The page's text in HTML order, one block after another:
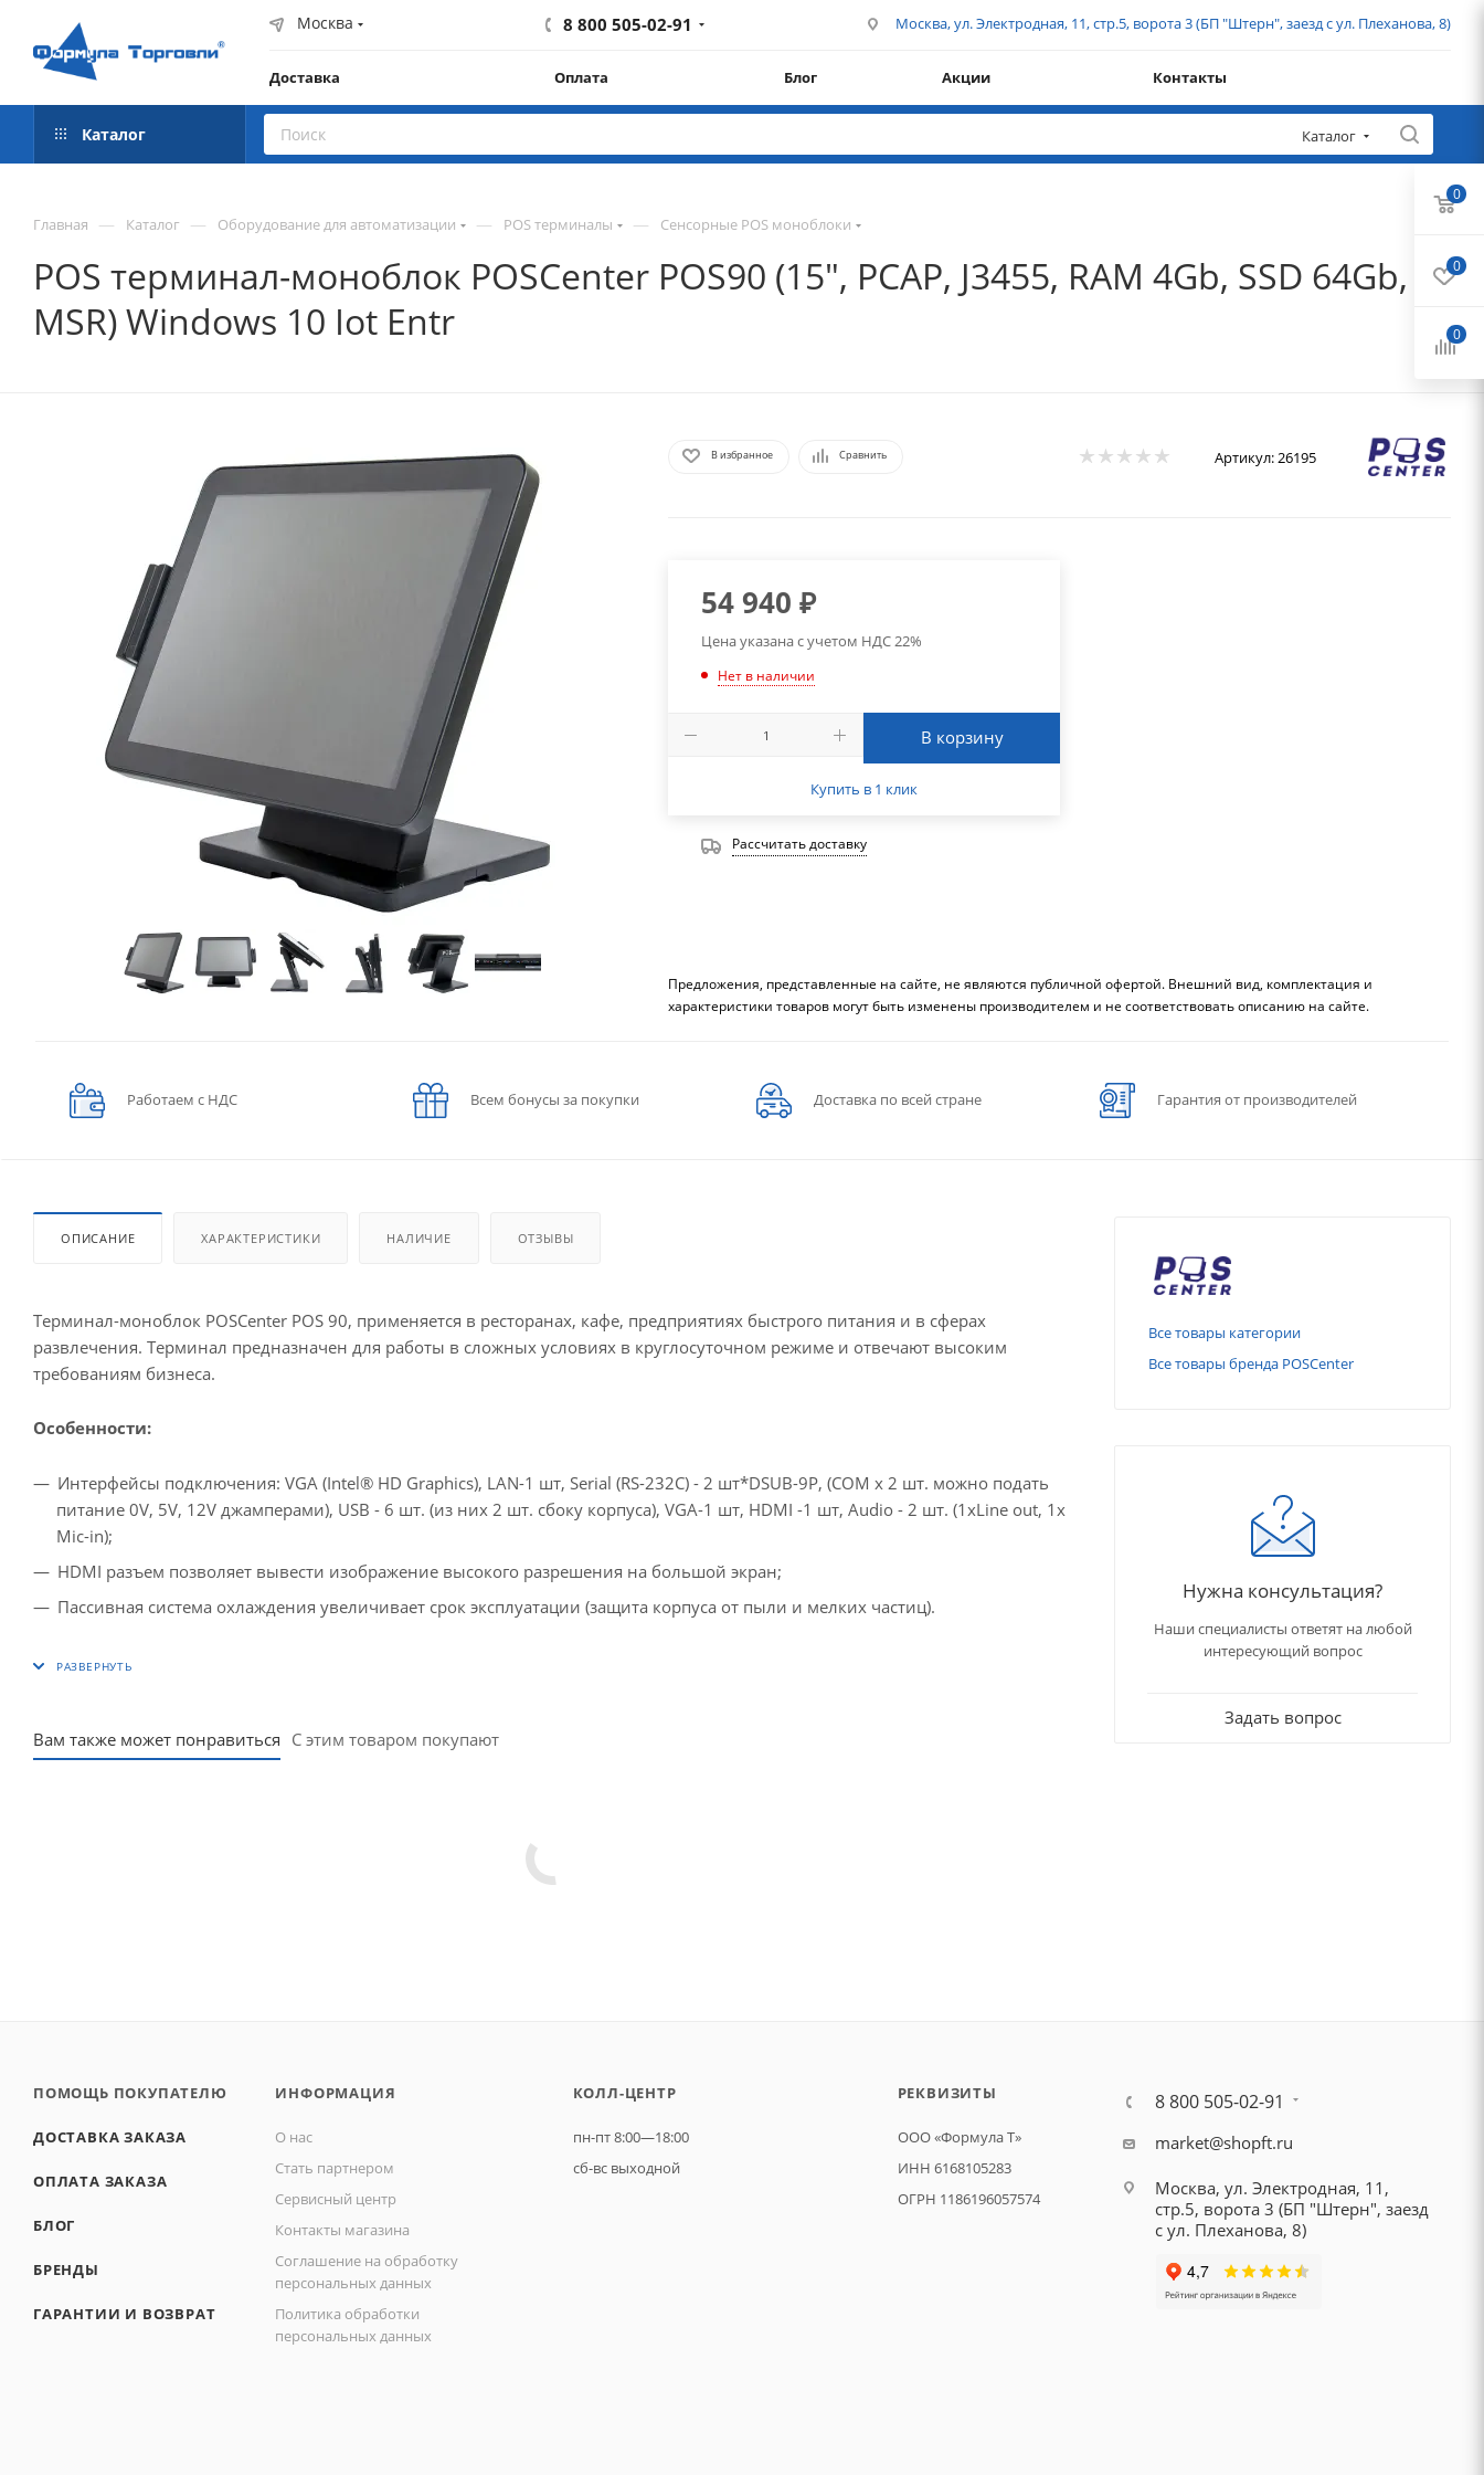
Москва 8 800 505-02-91 Москва, ул. Электродная, 11, стр.5, ворота 3 (БП "Штерн", заезд с ул. Плеханова, 8)
Доставка Оплата Блог Акции Контакты
Каталог Каталог
Главная — Каталог — Оборудование для автоматизации — POS терминалы — Сенсорные POS моноблоки
POS терминал-моноблок POSCenter POS90 (15", PCAP, J3455, RAM 4Gb, SSD 64Gb,
MSR) Windows 10 Iot Entr
В избранное Сравнить Артикул:26195
54 940 ₽
Цена указана с учетом НДС 22%
Нет в наличии
В корзину
Купить в 1 клик
Рассчитать доставку
Предложения, представленные на сайте, не являются публичной офертой. Внешний вид, комплектация и
характеристики товаров могут быть изменены производителем и не соответствовать описанию на сайте.
Работаем с НДС Всем бонусы за покупки Доставка по всей стране Гарантия от производителей
ОПИСАНИЕ ХАРАКТЕРИСТИКИ НАЛИЧИЕ ОТЗЫВЫ
Терминал-моноблок POSCenter POS 90, применяется в ресторанах, кафе, предприятиях быстрого питания и в сферах
развлечения. Терминал предназначен для работы в сложных условиях в круглосуточном режиме и отвечают высоким
требованиям бизнеса.
Особенности:
Интерфейсы подключения: VGA (Intel® HD Graphics), LAN-1 шт, Serial (RS-232C) - 2 шт*DSUB-9P, (COM x 2 шт. можно подать
питание 0V, 5V, 12V джамперами), USB - 6 шт. (из них 2 шт. сбоку корпуса), VGA-1 шт, HDMI -1 шт, Audio - 2 шт. (1xLine out, 1x
Mic-in);
HDMI разъем позволяет вывести изображение высокого разрешения на большой экран;
Пассивная система охлаждения увеличивает срок эксплуатации (защита корпуса от пыли и мелких частиц).
Вам также может понравиться С этим товаром покупают
Все товары категории
Все товары бренда POSCenter
Нужна консультация?
Наши специалисты ответят на любой
интересующий вопрос
Задать вопрос
ПОМОЩЬ ПОКУПАТЕЛЮ
ДОСТАВКА ЗАКАЗА
ОПЛАТА ЗАКАЗА
БЛОГ
БРЕНДЫ
ГАРАНТИИ И ВОЗВРАТ
ИНФОРМАЦИЯ
О нас
Стать партнером
Сервисный центр
Контакты магазина
Соглашение на обработку
персональных данных
Политика обработки
персональных данных
КОЛЛ-ЦЕНТР
пн-пт 8:00—18:00
сб-вс выходной
РЕКВИЗИТЫ
ООО «Формула Т»
ИНН 6168105283
ОГРН 1186196057574
8 800 505-02-91
market@shopft.ru
Москва, ул. Электродная, 11,
стр.5, ворота 3 (БП "Штерн", заезд
с ул. Плеханова, 8)
0
0
0